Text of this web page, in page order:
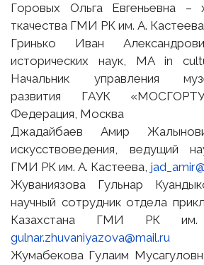
Горовых Ольга Евгеньевна –
ткачества ГМИ РК им. А. Кастеева
Гринько Иван
исторических наук, MA in
Начальник управления
развития ГАУК
Федерация, Москва
Джадайбаев Амир
искусствоведения, ведущий
ГМИ РК им. А. Кастеева,
Жуваниязова Гульнар
научный сотрудник отдела
Казахстана ГМИ РК им.
gulnar.zhuvaniyazova@mail.ru
Жумабекова Гулаим